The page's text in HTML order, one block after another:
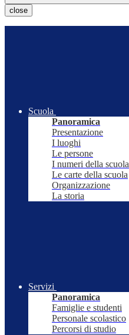
close
Scuola
Panoramica
Presentazione
I luoghi
Le persone
I numeri della scuola
Le carte della scuola
Organizzazione
La storia
Servizi
Panoramica
Famiglie e studenti
Personale scolastico
Percorsi di studio